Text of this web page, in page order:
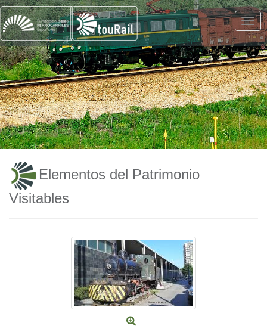
Elementos del Patrimonio
Visitables